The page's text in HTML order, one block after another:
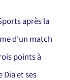
après la
d’un match
points à
Dia et ses